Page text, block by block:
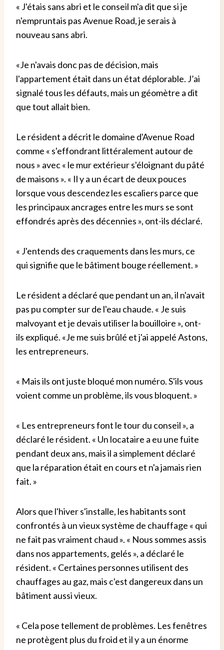
« J'étais sans abri et le conseil m'a dit que si je
n'empruntais pas Avenue Road, je serais à
nouveau sans abri.
«Je n'avais donc pas de décision, mais
l'appartement était dans un état déplorable. J’ai
signalé tous les défauts, mais un géomètre a dit
que tout allait bien.
Le résident a décrit le domaine d'Avenue Road
comme « s'effondrant littéralement autour de
nous » avec « le mur extérieur s'éloignant du pâté
de maisons ». « Il y a un écart de deux pouces
lorsque vous descendez les escaliers parce que
les principaux ancrages entre les murs se sont
effondrés après des décennies », ont-ils déclaré.
« J'entends des craquements dans les murs, ce
qui signifie que le bâtiment bouge réellement. »
Le résident a déclaré que pendant un an, il n'avait
pas pu compter sur de l'eau chaude. « Je suis
malvoyant et je devais utiliser la bouilloire », ont-
ils expliqué. «Je me suis brûlé et j'ai appelé Astons,
les entrepreneurs.
« Mais ils ont juste bloqué mon numéro. S'ils vous
voient comme un problème, ils vous bloquent. »
« Les entrepreneurs font le tour du conseil », a
déclaré le résident. « Un locataire a eu une fuite
pendant deux ans, mais il a simplement déclaré
que la réparation était en cours et n'a jamais rien
fait. »
Alors que l'hiver s'installe, les habitants sont
confrontés à un vieux système de chauffage « qui
ne fait pas vraiment chaud ». « Nous sommes assis
dans nos appartements, gelés », a déclaré le
résident. « Certaines personnes utilisent des
chauffages au gaz, mais c'est dangereux dans un
bâtiment aussi vieux.
« Cela pose tellement de problèmes. Les fenêtres
ne protègent plus du froid et il y a un énorme